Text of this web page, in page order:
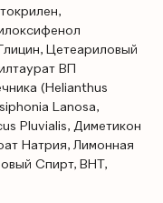
Цетеариловый
ВП
(Helianthus
Lanosa,
Pluvialis, Диметикон
Натрия, Лимонная
Спирт, BHT,